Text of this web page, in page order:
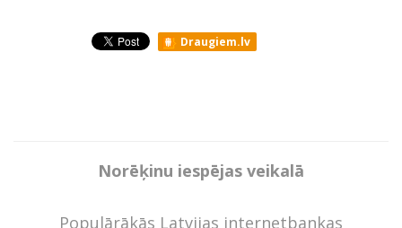
Draugiem.lv
Norēķinu iespējas veikalā
Populārākās Latvijas internetbankas